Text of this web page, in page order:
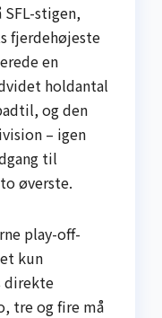
stigen,
fjerdehøjeste
en
holdantal
og den
– igen
til
øverste.
play-off-
kun
direkte
tre og fire må